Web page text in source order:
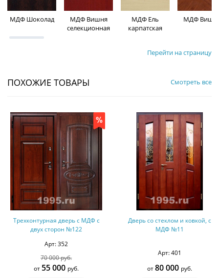
МДФ Шоколад
МДФ Вишня
селекционная
МДФ Ель
карпатская
МДФ
Перейти на страницу
ПОХОЖИЕ ТОВАРЫ Смотреть все
Трехконтурная дверь с МДФ с
двух сторон №122
Арт: 352
70 000 руб.
от55 000руб.
Дверь со стеклом и ковкой, с
МДФ №11
Арт: 401
от80 000руб.